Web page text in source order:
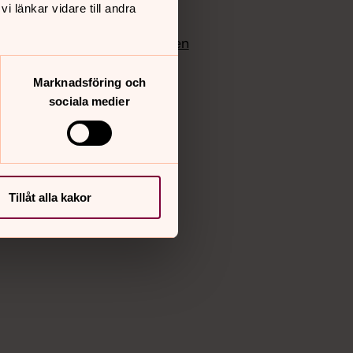
länkar vidare till andra
Marknadsföring och
sociala medier
Tillåt alla kakor
Instagram
Bloggportalen